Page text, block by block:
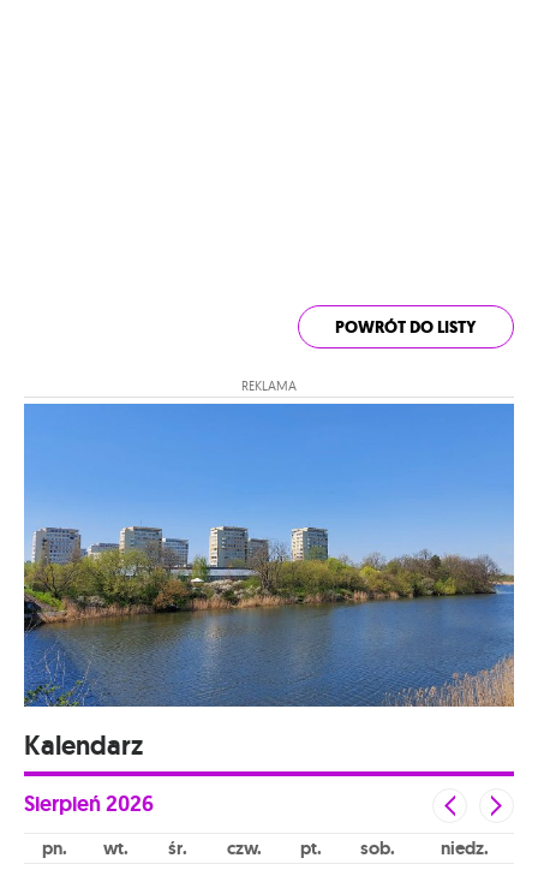
POWRÓT DO LISTY
REKLAMA
Kalendarz
Sierpień2026
pn wt śr czw pt sob niedz